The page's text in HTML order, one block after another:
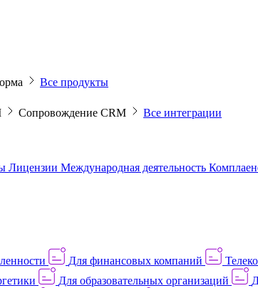
Все продукты
Сопровождение CRM Все интеграции
Лицензии Международная деятельность
Для финансовых компаний
Для образовательных организаций